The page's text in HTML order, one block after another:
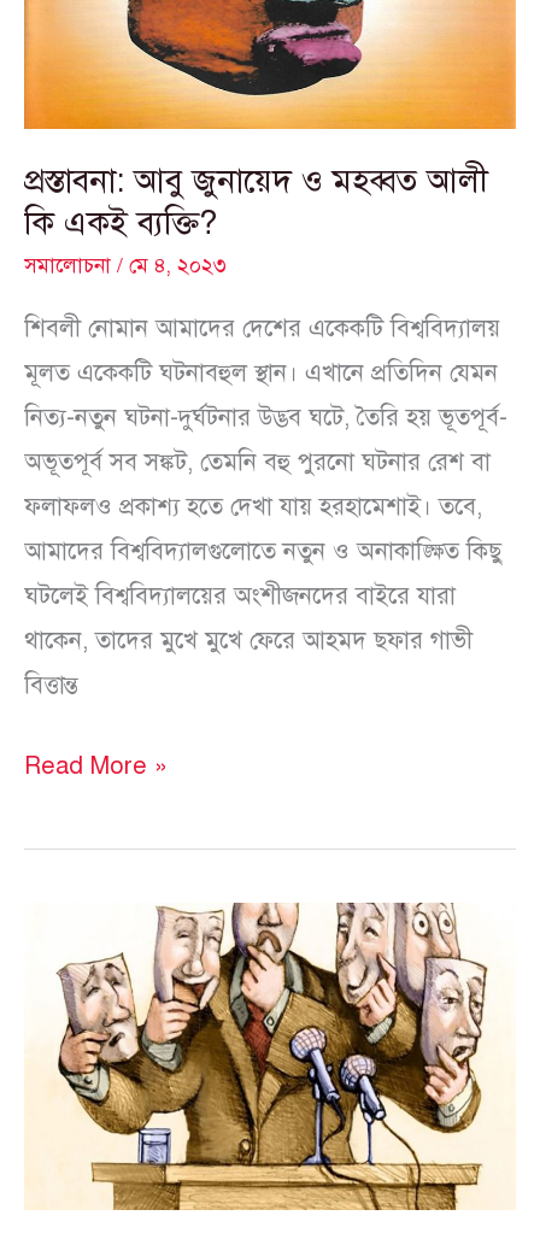
প্রস্তাবনা: আবু জুনায়েদ ও মহব্বত আলী
কি একই ব্যক্তি?
সমালোচনা / মে ৪, ২০২৩
শিবলী নোমান আমাদের দেশের একেকটি বিশ্ববিদ্যালয়
মূলত একেকটি ঘটনাবহুল স্থান। এখানে প্রতিদিন যেমন
নিত্য-নতুন ঘটনা-দুর্ঘটনার উদ্ভব ঘটে, তৈরি হয় ভূতপূর্ব-
অভূতপূর্ব সব সঙ্কট, তেমনি বহু পুরনো ঘটনার রেশ বা
ফলাফলও প্রকাশ্য হতে দেখা যায় হরহামেশাই। তবে,
আমাদের বিশ্ববিদ্যালগুলোতে নতুন ও অনাকাঙ্ক্ষিত কিছু
ঘটলেই বিশ্ববিদ্যালয়ের অংশীজনদের বাইরে যারা
থাকেন, তাদের মুখে মুখে ফেরে আহমদ ছফার গাভী
বিত্তান্ত
ব্যক্তি?
Read More »
সাম্প্রতিককালের
সাংবাদিকতার
শিক্ষকগণ